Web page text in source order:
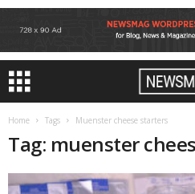
Home Tags Muenster cheese starters
Tag: muenster